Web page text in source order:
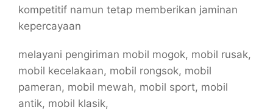
kompetitif namun tetap memberikan jaminan
kepercayaan
melayani pengiriman mobil mogok, mobil rusak,
mobil kecelakaan, mobil rongsok, mobil
pameran, mobil mewah, mobil sport, mobil
antik, mobil klasik,